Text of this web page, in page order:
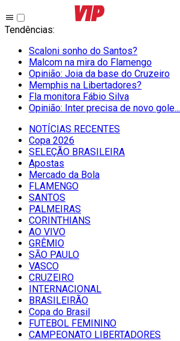
Tendências:
Scaloni sonho do Santos?
Malcom na mira do Flamengo
Opinião: Joia da base do Cruzeiro
Memphis na Libertadores?
Fla monitora Fábio Silva
Opinião: Inter precisa de novo gole...
NOTÍCIAS RECENTES
Copa 2026
SELEÇÃO BRASILEIRA
Apostas
Mercado da Bola
FLAMENGO
SANTOS
PALMEIRAS
CORINTHIANS
AO VIVO
GRÊMIO
SĀO PAULO
VASCO
CRUZEIRO
INTERNACIONAL
BRASILEIRÃO
Copa do Brasil
FUTEBOL FEMININO
CAMPEONATO LIBERTADORES